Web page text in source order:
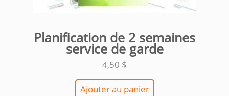
Planification de 2 semaines
service de garde
4,50 $
Ajouter au panier